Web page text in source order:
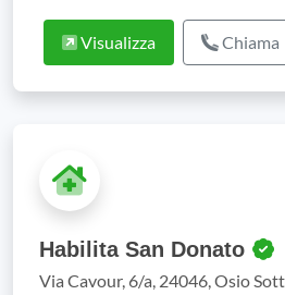
Visualizza Chiama
Habilita San Donato
Via Cavour, 6/a, 24046, Osio